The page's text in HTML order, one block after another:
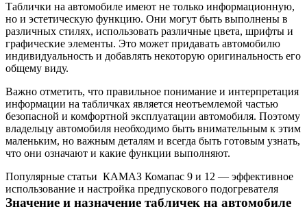
Таблички на автомобиле имеют не только информационную,
но и эстетическую функцию. Они могут быть выполнены в
различных стилях, использовать различные цвета, шрифты и
графические элементы. Это может придавать автомобилю
индивидуальность и добавлять некоторую оригинальность его
общему виду.
Важно отметить, что правильное понимание и интерпретация
информации на табличках является неотъемлемой частью
безопасной и комфортной эксплуатации автомобиля. Поэтому
владельцу автомобиля необходимо быть внимательным к этим
маленьким, но важным деталям и всегда быть готовым узнать,
что они означают и какие функции выполняют.
Популярные статьи КАМАЗ Комапас 9 и 12 — эффективное
использование и настройка предпускового подогревателя
Значение и назначение табличек на автомобиле